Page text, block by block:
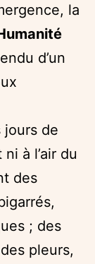
la
d’un
jours de
à l’air du
des
; des
pleurs,